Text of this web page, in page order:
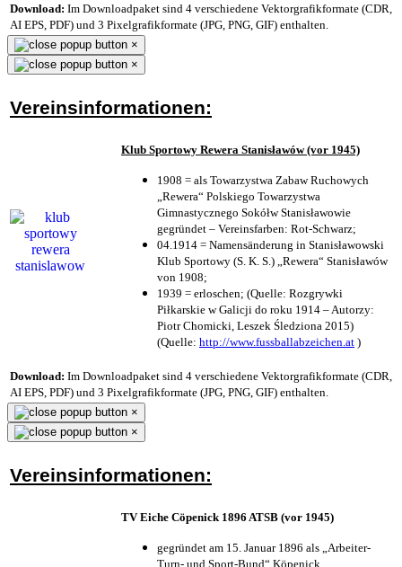
Download: Im Downloadpaket sind 4 verschiedene Vektorgrafikformate (CDR,
AI EPS, PDF) und 3 Pixelgrafikformate (JPG, PNG, GIF) enthalten.
×
×
Vereinsinformationen:
Klub Sportowy Rewera Stanisławów (vor 1945)
1908 = als Towarzystwa Zabaw Ruchowych
„Rewera“ Polskiego Towarzystwa
Gimnastycznego Sokółw Stanisławowie
gegründet – Vereinsfarben: Rot-Schwarz;
04.1914 = Namensänderung in Stanisławowski
Klub Sportowy (S. K. S.) „Rewera“ Stanisławów
von 1908;
1939 = erloschen; (Quelle: Rozgrywki
Piłkarskie w Galicji do roku 1914 – Autorzy:
Piotr Chomicki, Leszek Śledziona 2015)
(Quelle: http://www.fussballabzeichen.at )
Download: Im Downloadpaket sind 4 verschiedene Vektorgrafikformate (CDR,
AI EPS, PDF) und 3 Pixelgrafikformate (JPG, PNG, GIF) enthalten.
×
×
Vereinsinformationen:
TV Eiche Cöpenick 1896 ATSB (vor 1945)
gegründet am 15. Januar 1896 als „Arbeiter-
Turn- und Sport-Bund“ Köpenick